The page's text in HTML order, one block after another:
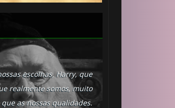
escolhas, Harry, que
realmente somos, muito
as nossas qualidades.